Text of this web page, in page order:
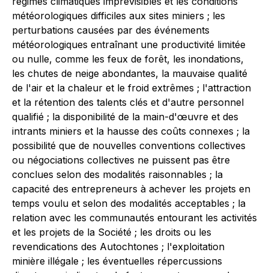
météorologiques difficiles aux sites miniers ; les
perturbations causées par des événements
météorologiques entraînant une productivité limitée
ou nulle, comme les feux de forêt, les inondations,
les chutes de neige abondantes, la mauvaise qualité
de l'air et la chaleur et le froid extrêmes ; l'attraction
et la rétention des talents clés et d'autre personnel
qualifié ; la disponibilité de la main-d'œuvre et des
intrants miniers et la hausse des coûts connexes ; la
possibilité que de nouvelles conventions collectives
ou négociations collectives ne puissent pas être
conclues selon des modalités raisonnables ; la
capacité des entrepreneurs à achever les projets en
temps voulu et selon des modalités acceptables ; la
relation avec les communautés entourant les activités
et les projets de la Société ; les droits ou les
revendications des Autochtones ; l'exploitation
minière illégale ; les éventuelles répercussions